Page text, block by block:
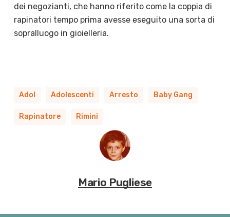
dei negozianti, che hanno riferito come la coppia di
rapinatori tempo prima avesse eseguito una sorta di
sopralluogo in gioielleria.
Adol Adolescenti Arresto Baby Gang
Rapinatore Rimini
Mario Pugliese